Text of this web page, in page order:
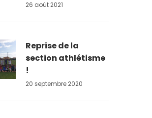
26 août 2021
Reprise de la
section athlétisme
!
20 septembre 2020